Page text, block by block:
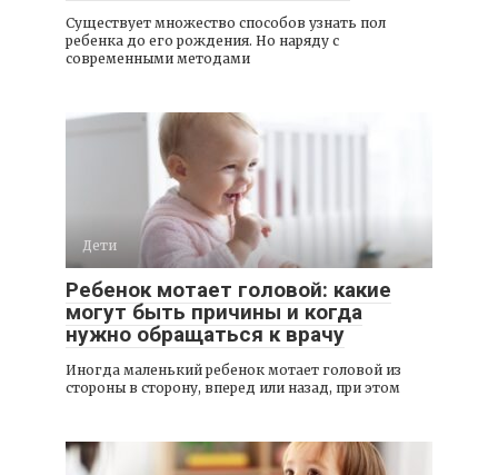
Существует множество способов узнать пол
ребенка до его рождения. Но наряду с
современными методами
Дети
Ребенок мотает головой: какие
могут быть причины и когда
нужно обращаться к врачу
Иногда маленький ребенок мотает головой из
стороны в сторону, вперед или назад, при этом